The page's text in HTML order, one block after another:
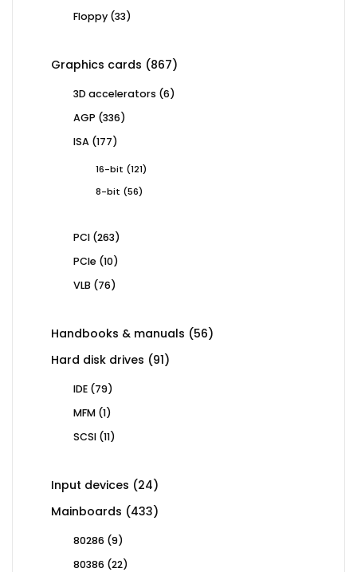
Floppy 3333
Graphics cards 867867
3D accelerators 66
AGP 336336
ISA 177177
16-bit 121121
8-bit
5656
PCI 263263
PCIe 1010
VLB 7676
Handbooks & manuals 5656
Hard disk drives 9191
IDE 7979
MFM 11
SCSI 1111
Input devices 2424
Mainboards 433433
80286 99
80386 2222